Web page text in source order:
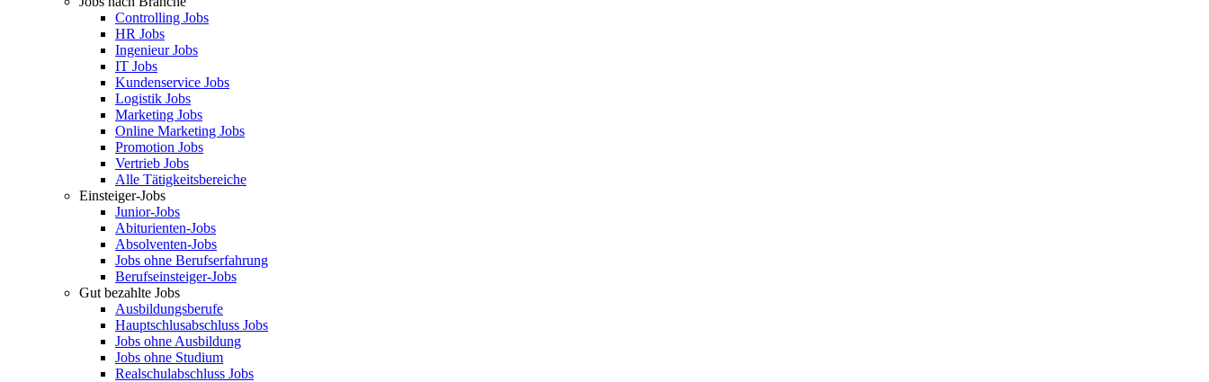
Controlling Jobs
HR Jobs
Ingenieur Jobs
IT Jobs
Kundenservice Jobs
Logistik Jobs
Marketing Jobs
Online Marketing Jobs
Promotion Jobs
Vertrieb Jobs
Alle Tätigkeitsbereiche
Einsteiger-Jobs
Junior-Jobs
Abiturienten-Jobs
Absolventen-Jobs
Jobs ohne Berufserfahrung
Berufseinsteiger-Jobs
Gut bezahlte Jobs
Ausbildungsberufe
Hauptschlusabschluss Jobs
Jobs ohne Ausbildung
Jobs ohne Studium
Realschulabschluss Jobs